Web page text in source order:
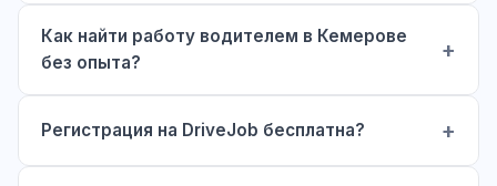
Как найти работу водителем в Кемерове
без опыта?
Регистрация на DriveJob бесплатна?